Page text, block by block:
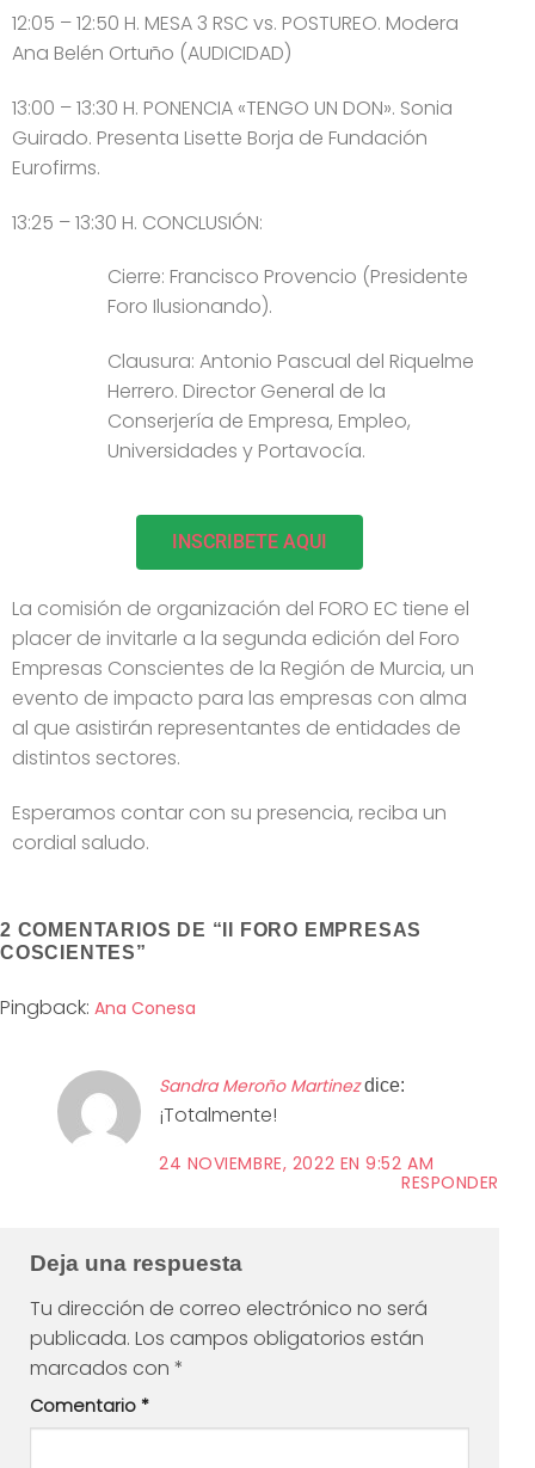
12:05 – 12:50 H. MESA 3 RSC vs. POSTUREO. Modera
Ana Belén Ortuño (AUDICIDAD)
13:00 – 13:30 H. PONENCIA «TENGO UN DON». Sonia
Guirado. Presenta Lisette Borja de Fundación
Eurofirms.
13:25 – 13:30 H. CONCLUSIÓN:
Cierre: Francisco Provencio (Presidente
Foro Ilusionando).
Clausura: Antonio Pascual del Riquelme
Herrero. Director General de la
Conserjería de Empresa, Empleo,
Universidades y Portavocía.
INSCRIBETE AQUI
La comisión de organización del FORO EC tiene el
placer de invitarle a la segunda edición del Foro
Empresas Conscientes de la Región de Murcia, un
evento de impacto para las empresas con alma
al que asistirán representantes de entidades de
distintos sectores.
Esperamos contar con su presencia, reciba un
cordial saludo.
2 COMENTARIOS DE “ II FORO EMPRESAS
COSCIENTES”
Pingback: Ana Conesa
Sandra Meroño Martinez dice:
¡Totalmente!
24 NOVIEMBRE, 2022 EN 9:52 AM
RESPONDER
Deja una respuesta
Tu dirección de correo electrónico no será
publicada. Los campos obligatorios están
marcados con *
Comentario *